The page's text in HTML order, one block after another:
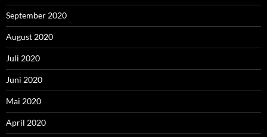
September 2020
August 2020
Juli 2020
Juni 2020
Mai 2020
April 2020